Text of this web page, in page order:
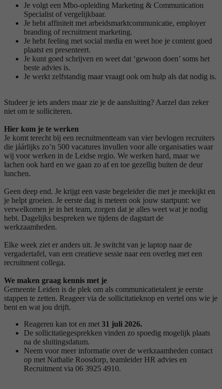
Je volgt een Mbo-opleiding Marketing & Communication
Specialist of vergelijkbaar.
Je hebt affiniteit met arbeidsmarktcommunicatie, employer
branding of recruitment marketing.
Je hebt feeling met social media en weet hoe je content goed
plaatst en presenteert.
Je kunt goed schrijven en weet dat ‘gewoon doen’ soms het
beste advies is.
Je werkt zelfstandig maar vraagt ook om hulp als dat nodig is.
Studeer je iets anders maar zie je de aansluiting? Aarzel dan zeker
niet om te solliciteren.
Hier kom je te werken
Je komt terecht bij een recruitmentteam van vier bevlogen recruiters
die jáárlijks zo’n 500 vacatures invullen voor alle organisaties waar
wij voor werken in de Leidse regio. We werken hard, maar we
lachen ook hard en we gaan zo af en toe gezellig buiten de deur
lunchen.
Geen deep end. Je krijgt een vaste begeleider die met je meekijkt en
je helpt groeien. Je eerste dag is meteen ook jouw startpunt: we
verwelkomen je in het team, zorgen dat je alles weet wat je nodig
hebt. Dagelijks bespreken we tijdens de dagstart de
werkzaamheden.
Elke week ziet er anders uit. Je switcht van je laptop naar de
vergadertafel, van een creatieve sessie naar een overleg met een
recruitment collega.
We maken graag kennis met je
Gemeente Leiden is de plek om als communicatietalent je eerste
stappen te zetten. Reageer via de sollicitatieknop en vertel ons wie je
bent en wat jou drijft.
Reageren kan tot en met 31 juli 2026.
De sollicitatiegesprekken vinden zo spoedig mogelijk plaats
na de sluitingsdatum.
Neem voor meer informatie over de werkzaamheden contact
op met Nathalie Roosdorp, teamleider HR advies en
Recruitment via 06 3925 4910.